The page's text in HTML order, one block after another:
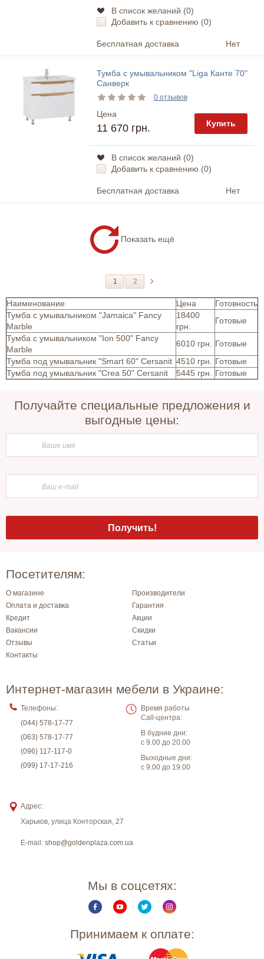
В список желаний (0)
Добавить к сравнению (0)
Бесплатная доставка Нет
Тумба с умывальником "Liga Канте 70"
Санверк
0 отзывов
Цена
11 670 грн. Купить
В список желаний (0)
Добавить к сравнению (0)
Бесплатная доставка Нет
Показать ещё
1 2
Наименование Цена
Готовность
Тумба с умывальником "Jamaica" Fancy
Marble
18400
грн.
Готовые
Тумба с умывальником "Ion 500" Fancy
Marble
6010 грн.
Готовые
Тумба под умывальник "Smart 60" Cersanit 4510 грн.
Готовые
Тумба под умывальник "Crea 50" Cersanit
5445 грн. Готовые
Получайте специальные предложения и
выгодные цены:
Посетителям:
О магазине
Производители
Оплата и доставка
Гарантия
Кредит
Акции
Вакансии
Скидки
Отзывы
Статьи
Контакты
Интернет-магазин мебели в Украине:
Телефоны:
(044) 578-17-77
(063) 578-17-77
(096) 117-117-0
(099) 17-17-216
Время работы
Call-центра:
В будние дни:
с 9.00 до 20.00
Выходные дни:
с 9.00 до 19.00
Адрес:
Харьков, улица Конторская, 27
E-mail: shop@goldenplaza.com.ua
Мы в соцсетях:
Принимаем к оплате: